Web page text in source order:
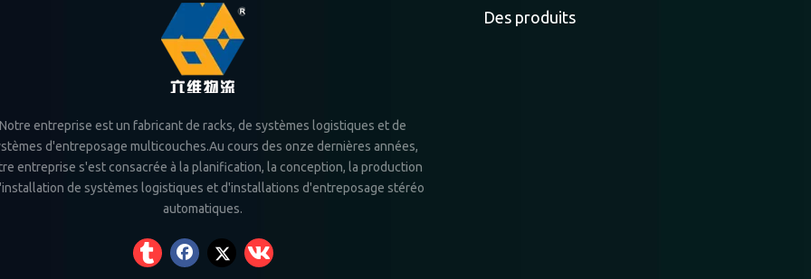
Notre entreprise est un fabricant de racks, de systèmes logistiques et de
d'entreposage multicouches.Au cours des onze dernières années,
entreprise s'est consacrée à la planification, la conception, la production
de systèmes logistiques et d'installations d'entreposage stéréo
automatiques.
Des produits